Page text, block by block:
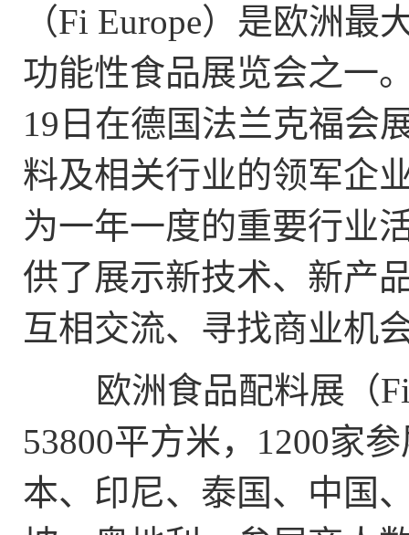
（Fi Europe）是欧洲最
功能性食品展览会之一
19日在德国法兰克福会
料及相关行业的领军企
为一年一度的重要行业
供了展示新技术、新产
互相交流、寻找商业机
欧洲食品配料展（
53800平方米，1200家
本、印尼、泰国、中国